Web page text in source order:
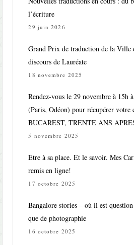
l’écriture
29 juin 2026
Grand Prix de traduction de la Ville
discours de Lauréate
18 novembre 2025
Rendez-vous le 29 novembre à 15h
(Paris, Odéon) pour récupérer votre
BUCAREST, TRENTE ANS
5 novembre 2025
Etre à sa place. Et le savoir. Mes
remis en ligne!
17 octobre 2025
Bangalore stories – où il est
que de photographie
16 octobre 2025